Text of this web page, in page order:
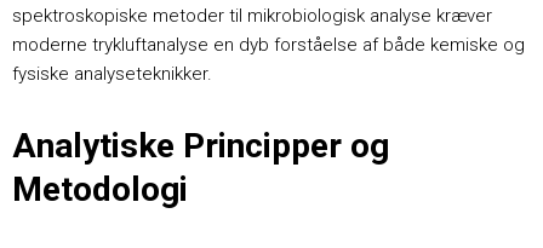
spektroskopiske metoder til mikrobiologisk analyse kræver
moderne trykluftanalyse en dyb forståelse af både kemiske og
fysiske analyseteknikker.
Analytiske Principper og
Metodologi